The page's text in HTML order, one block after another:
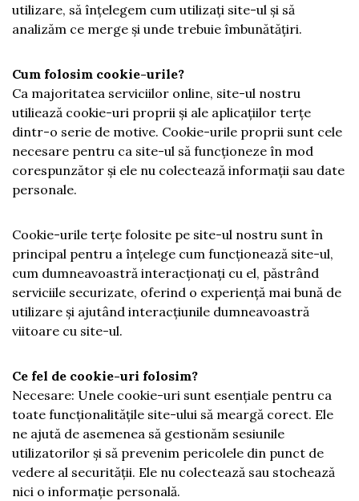
utilizare, să înțelegem cum utilizați site-ul și să
analizăm ce merge și unde trebuie îmbunătățiri.
Cum folosim cookie-urile?
Ca majoritatea serviciilor online, site-ul nostru
utiliează cookie-uri proprii și ale aplicațiilor terțe
dintr-o serie de motive. Cookie-urile proprii sunt cele
necesare pentru ca site-ul să funcționeze în mod
corespunzător și ele nu colectează informații sau date
personale.
Cookie-urile terțe folosite pe site-ul nostru sunt în
principal pentru a înțelege cum funcționează site-ul,
cum dumneavoastră interacționați cu el, păstrând
serviciile securizate, oferind o experiență mai bună de
utilizare și ajutând interacțiunile dumneavoastră
viitoare cu site-ul.
Ce fel de cookie-uri folosim?
Necesare: Unele cookie-uri sunt esențiale pentru ca
toate funcționalitățile site-ului să meargă corect. Ele
ne ajută de asemenea să gestionăm sesiunile
utilizatorilor și să prevenim pericolele din punct de
vedere al securității. Ele nu colectează sau stochează
nici o informație personală.